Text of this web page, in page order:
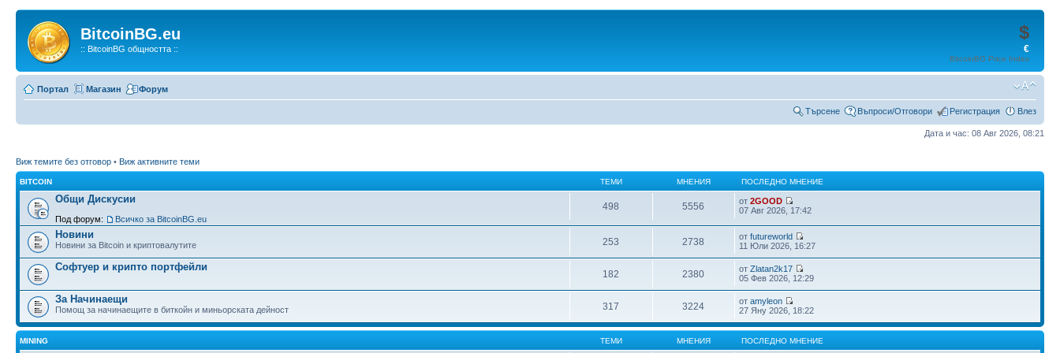
BitcoinBG.eu
:: BitcoinBG общността ::
$
€
BitcoinBG Price Index
Портал Магазин Форум
Търсене Въпроси/Отговори Регистрация Влез
Дата и час: 08 Авг 2026, 08:21
Виж темите без отговор • Виж активните теми
BITCOIN ТЕМИ МНЕНИЯ ПОСЛЕДНО МНЕНИЕ
Общи Дискусии
Под форум: Всичко за BitcoinBG.eu
498 5556 от2GOOD
07 Авг 2026, 17:42
Новини
Новини за Bitcoin и криптовалутите 253 2738 отfutureworld
11 Юли 2026, 16:27
Софтуер и крипто портфейли
182 2380 отZlatan2k17
05 Фев 2026, 12:29
За Начинаещи
Помощ за начинаещите в биткойн и миньорската дейност 317 3224 отamyleon
27 Яну 2026, 18:22
MINING ТЕМИ МНЕНИЯ ПОСЛЕДНО МНЕНИЕ